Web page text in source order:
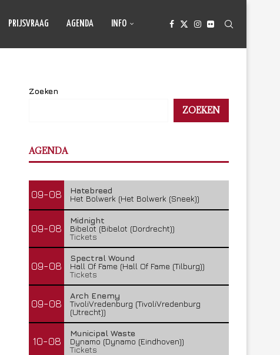
PRIJSVRAAG AGENDA INFO
Zoeken
ZOEKEN
AGENDA
09-08
Hatebreed
Het Bolwerk (Het Bolwerk (Sneek))
09-08
Midnight
Bibelot (Bibelot (Dordrecht))
Tickets
09-08
Spectral Wound
Hall Of Fame (Hall Of Fame (Tilburg))
Tickets
09-08
Arch Enemy
TivoliVredenburg (TivoliVredenburg
(Utrecht))
10-08
Municipal Waste
Dynamo (Dynamo (Eindhoven))
Tickets